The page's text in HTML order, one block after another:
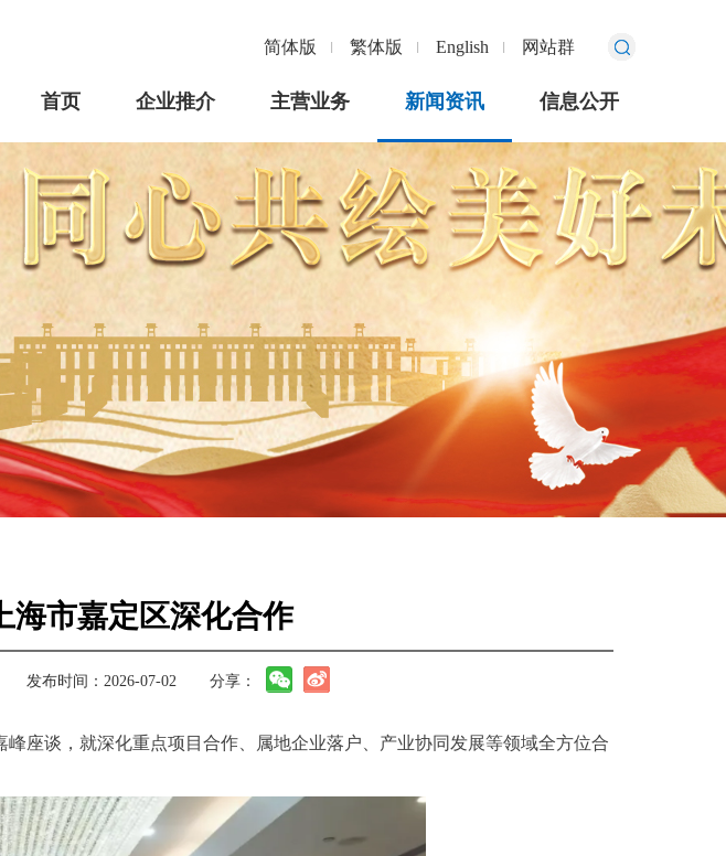
简体版 繁体版 English 网站群
首页 企业推介 主营业务 新闻资讯 信息公开
海市嘉定区深化合作
发布时间：2026-07-02 分享：
座谈，就深化重点项目合作、属地企业落户、产业协同发展等领域全方位合